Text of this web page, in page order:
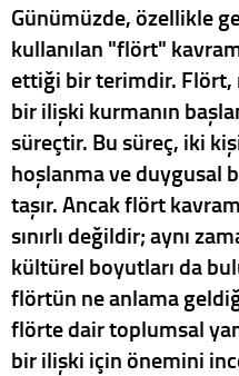
Günümüzde, özellikle
kullanılan "flört"
ettiği bir terimdir. Flört,
bir ilişki kurmanın
süreçtir. Bu süreç, iki
hoşlanma ve duygusal
taşır. Ancak flört
sınırlı değildir; aynı
kültürel boyutları da
flörtün ne anlama
flörte dair toplumsal
bir ilişki için önemini